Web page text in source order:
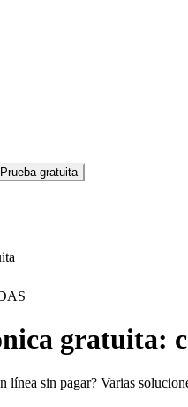
Prueba gratuita
gratuita:
línea sin pagar? Varias